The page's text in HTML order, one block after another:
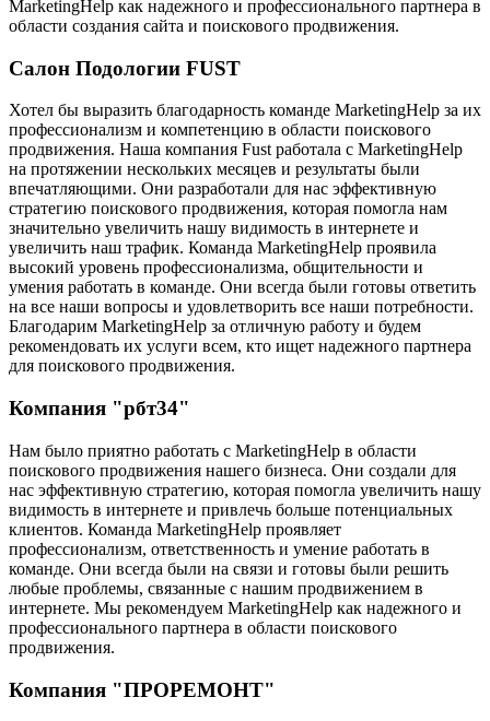
MarketingHelp как надежного и профессионального партнера в
области создания сайта и поискового продвижения.
Салон Подологии FUST
Хотел бы выразить благодарность команде MarketingHelp за их
профессионализм и компетенцию в области поискового
продвижения. Наша компания Fust работала с MarketingHelp
на протяжении нескольких месяцев и результаты были
впечатляющими. Они разработали для нас эффективную
стратегию поискового продвижения, которая помогла нам
значительно увеличить нашу видимость в интернете и
увеличить наш трафик. Команда MarketingHelp проявила
высокий уровень профессионализма, общительности и
умения работать в команде. Они всегда были готовы ответить
на все наши вопросы и удовлетворить все наши потребности.
Благодарим MarketingHelp за отличную работу и будем
рекомендовать их услуги всем, кто ищет надежного партнера
для поискового продвижения.
Компания "рбт34"
Нам было приятно работать с MarketingHelp в области
поискового продвижения нашего бизнеса. Они создали для
нас эффективную стратегию, которая помогла увеличить нашу
видимость в интернете и привлечь больше потенциальных
клиентов. Команда MarketingHelp проявляет
профессионализм, ответственность и умение работать в
команде. Они всегда были на связи и готовы были решить
любые проблемы, связанные с нашим продвижением в
интернете. Мы рекомендуем MarketingHelp как надежного и
профессионального партнера в области поискового
продвижения.
Компания "ПРОРЕМОНТ"